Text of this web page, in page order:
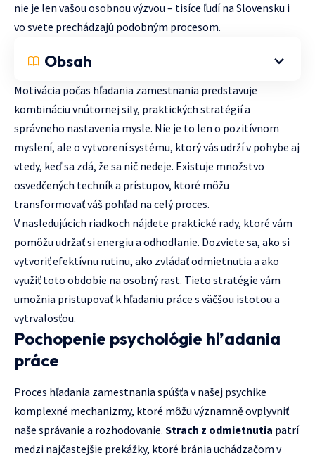
nie je len vašou osobnou výzvou – tisíce ľudí na Slovensku i
vo svete prechádzajú podobným procesom.
Obsah
Motivácia počas hľadania zamestnania predstavuje
kombináciu vnútornej sily, praktických stratégií a
správneho nastavenia mysle. Nie je to len o pozitívnom
myslení, ale o vytvorení systému, ktorý vás udrží v pohybe aj
vtedy, keď sa zdá, že sa nič nedeje. Existuje množstvo
osvedčených techník a prístupov, ktoré môžu
transformovať váš pohľad na celý proces.
V nasledujúcich riadkoch nájdete praktické rady, ktoré vám
pomôžu udržať si energiu a odhodlanie. Dozviete sa, ako si
vytvoriť efektívnu rutinu, ako zvládať odmietnutia a ako
využiť toto obdobie na osobný rast. Tieto stratégie vám
umožnia pristupovať k hľadaniu práce s väčšou istotou a
vytrvalosťou.
Pochopenie psychológie hľadania
práce
Proces hľadania zamestnania spúšťa v našej psychike
komplexné mechanizmy, ktoré môžu významně ovplyvniť
naše správanie a rozhodovanie. Strach z odmietnutia patrí
medzi najčastejšie prekážky, ktoré bránia uchádzačom v